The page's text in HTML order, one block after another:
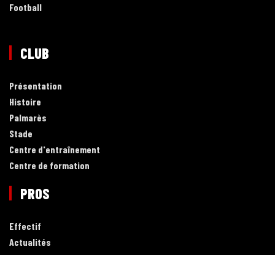
Football
CLUB
Présentation
Histoire
Palmarès
Stade
Centre d'entraînement
Centre de formation
PROS
Effectif
Actualités